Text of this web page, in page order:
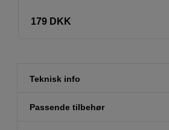
179 DKK
Teknisk info
Passende tilbehør